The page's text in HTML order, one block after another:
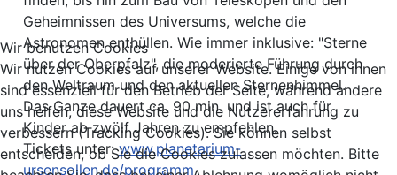
Geheimnissen des Universums, welche die
Astronomen enthüllen. Wie immer inklusive: "Sterne
über der Oberpfalz", die moderierte Führung durch
den Weltraum und den aktuellen Sternenhimmel.
Das Ganze dauert ca. 90 min. und ist auch für
Kinder ab zwölf Jahren zu empfehlen.
Tickets unter:www.planetarium-
ursensollen.de/programm
Wir benutzen Cookies
Wir nutzen Cookies auf unserer Website. Einige von ihnen
sind essenziell für den Betrieb der Seite, während andere
uns helfen, diese Website und die Nutzererfahrung zu
verbessern (Tracking Cookies). Sie können selbst
entscheiden, ob Sie die Cookies zulassen möchten. Bitte